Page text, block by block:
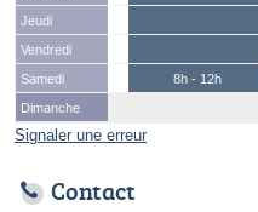
Jeudi
Vendredi
Samedi
8h - 12h
Dimanche
Signaler une erreur
Contact